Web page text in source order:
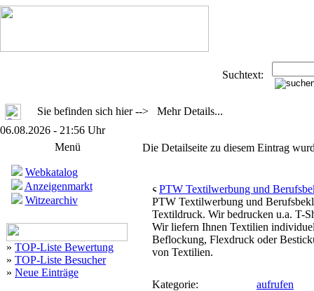
Suchtext:
Sie befinden sich hier --> Mehr Details...
06.08.2026 - 21:56 Uhr
Menü
Webkatalog
Anzeigenmarkt
Witzearchiv
» TOP-Liste Bewertung
» TOP-Liste Besucher
» Neue Einträge
Die Detailseite zu diesem Eintrag
PTW Textilwerbung und
PTW Textilwerbung und
Textildruck. Wir bedrucken u.a. T-
Wir liefern Ihnen Textilien
Beflockung, Flexdruck oder
von Textilien.
Kategorie:
aufrufen